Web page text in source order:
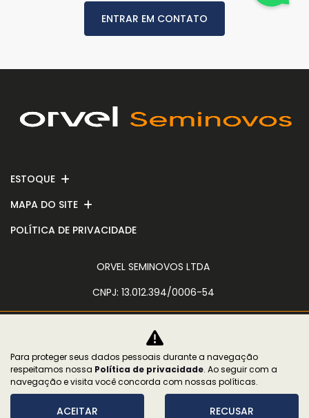
ENTRAR EM CONTATO
ESTOQUE
MAPA DO SITE
POLÍTICA DE PRIVACIDADE
ORVEL SEMINOVOS LTDA
CNPJ: 13.012.394/0006-54
No trânsito, enxergar o outro salva
vidas.
Para proteger seus dados pessoais durante a navegação
respeitamos nossa Política de privacidade. Ao seguir com a
navegação e visita você concorda com nossas políticas.
ACEITAR RECUSAR